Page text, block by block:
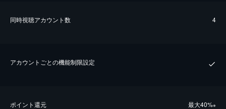
同時視聴アカウント数 4
アカウントごとの機能制限設定
ポイント還元 最⼤40%※